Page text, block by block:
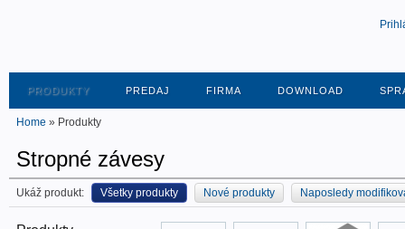
PRODUKTY PREDAJ FIRMA DOWNLOAD
Home » Produkty
Stropné závesy
Ukáž produkt: Všetky produkty Nové produkty Naposledy